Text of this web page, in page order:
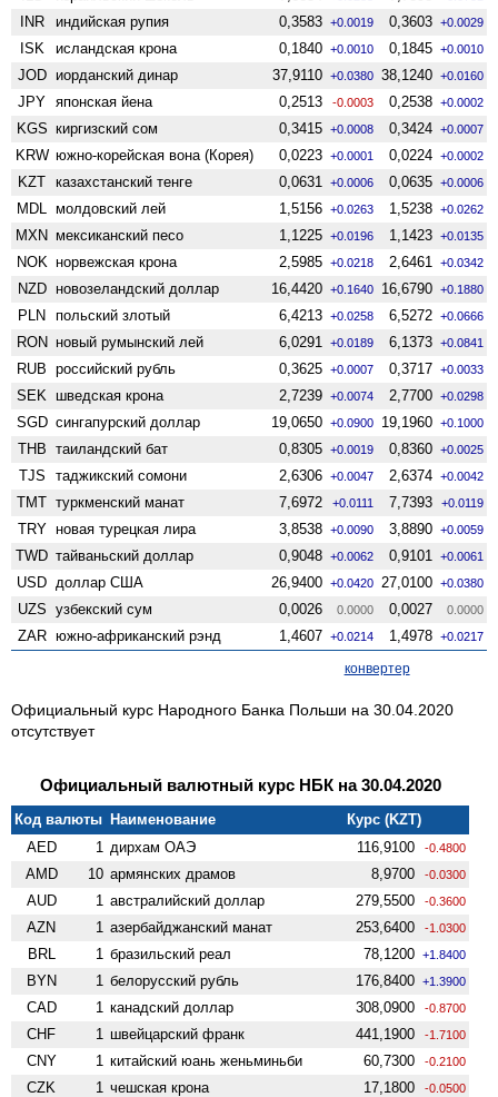
INR индийская рупия 0,3583 +0.0019 0,3603 +0.0029
ISK исландская крона 0,1840 +0.0010 0,1845 +0.0010
JOD иорданский динар 37,9110 +0.0380 38,1240 +0.0160
JPY японская йена 0,2513 -0.0003 0,2538 +0.0002
KGS киргизский сом 0,3415 +0.0008 0,3424 +0.0007
KRW южно-корейская вона (Корея) 0,0223 +0.0001 0,0224 +0.0002
KZT казахстанский тенге 0,0631 +0.0006 0,0635 +0.0006
MDL молдовский лей 1,5156 +0.0263 1,5238 +0.0262
MXN мексиканский песо 1,1225 +0.0196 1,1423 +0.0135
NOK норвежская крона 2,5985 +0.0218 2,6461 +0.0342
NZD ново­зеландский доллар 16,4420 +0.1640 16,6790 +0.1880
PLN польский злотый 6,4213 +0.0258 6,5272 +0.0666
RON новый румынский лей 6,0291 +0.0189 6,1373 +0.0841
RUB российский рубль 0,3625 +0.0007 0,3717 +0.0033
SEK шведская крона 2,7239 +0.0074 2,7700 +0.0298
SGD сингапурский доллар 19,0650 +0.0900 19,1960 +0.1000
THB таиландский бат 0,8305 +0.0019 0,8360 +0.0025
TJS таджикский сомони 2,6306 +0.0047 2,6374 +0.0042
TMT туркменский манат 7,6972 +0.0111 7,7393 +0.0119
TRY новая турецкая лира 3,8538 +0.0090 3,8890 +0.0059
TWD тайваньский доллар 0,9048 +0.0062 0,9101 +0.0061
USD доллар США 26,9400 +0.0420 27,0100 +0.0380
UZS узбекский сум 0,0026 0.0000 0,0027 0.0000
ZAR южно-африканский рэнд 1,4607 +0.0214 1,4978 +0.0217
конвертер
Официальный курс Народного Банка Польши на 30.04.2020
отсутствует
Официальный валютный курс НБК на 30.04.2020
Код валюты Наименование
Курс (KZT)
AED
1 дирхам ОАЭ 116,9100 -0.4800
AMD 10 армянских драмов 8,9700 -0.0300
AUD 1 австралийский доллар 279,5500 -0.3600
AZN 1 азербайджанский манат 253,6400 -1.0300
BRL 1 бразильский реал 78,1200 +1.8400
BYN 1 белорусский рубль 176,8400 +1.3900
CAD 1 канадский доллар 308,0900 -0.8700
CHF 1 швейцарский франк 441,1900 -1.7100
CNY 1 китайский юань женьминьби 60,7300 -0.2100
CZK 1 чешская крона 17,1800 -0.0500